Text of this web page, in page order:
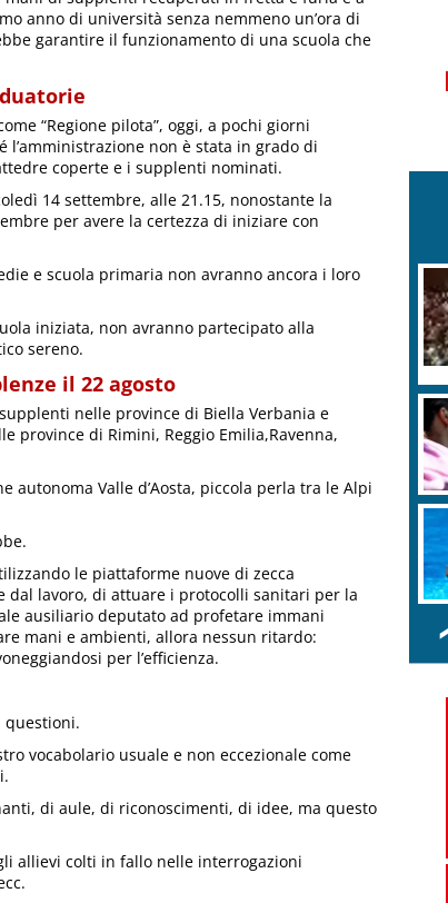
anno di università senza nemmeno un’ora di
garantire il funzionamento di una scuola che
“Regione pilota”, oggi, a pochi giorni
l’amministrazione non è stata in grado di
coperte e i supplenti nominati.
14 settembre, alle 21.15, nonostante la
per avere la certezza di iniziare con
e scuola primaria non avranno ancora i loro
iniziata, non avranno partecipato alla
sereno.
il 22 agosto
nelle province di Biella Verbania e
province di Rimini, Reggio Emilia,Ravenna,
autonoma Valle d’Aosta, piccola perla tra le Alpi
le piattaforme nuove di zecca
lavoro, di attuare i protocolli sanitari per la
ausiliario deputato ad profetare immani
mani e ambienti, allora nessun ritardo:
per l’efficienza.
questioni.
vocabolario usuale e non eccezionale come
di aule, di riconoscimenti, di idee, ma questo
allievi colti in fallo nelle interrogazioni